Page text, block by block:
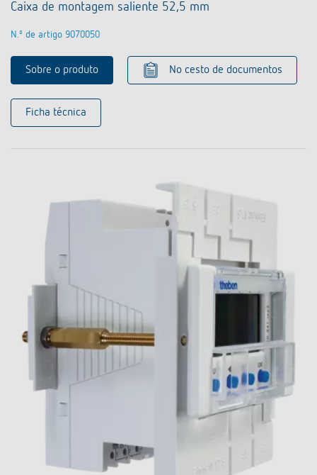
Caixa de montagem saliente 52,5 mm
N.º de artigo 9070050
Sobre o produto No cesto de documentos
Ficha técnica